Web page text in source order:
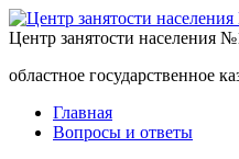
Центр занятости населения
областное государственное
Главная
Вопросы и ответы